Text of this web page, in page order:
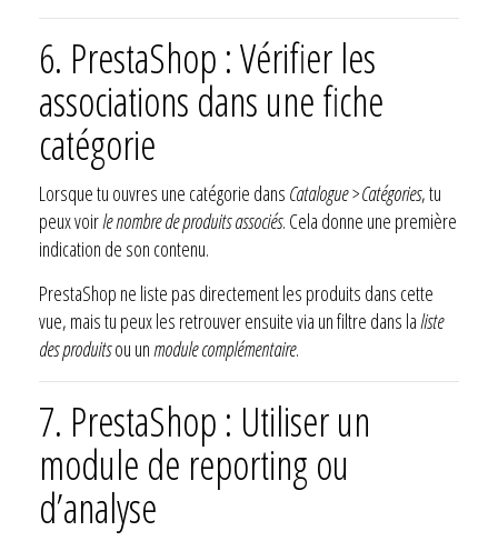
6. PrestaShop : Vérifier les
associations dans une fiche
catégorie
Lorsque tu ouvres une catégorie dans Catalogue > Catégories, tu
peux voirle nombre de produits associés. Cela donne une première
indication de son contenu.
PrestaShop ne liste pas directement les produits dans cette
vue, mais tu peux les retrouver ensuite via un filtre dans la liste
des produitsou un module complémentaire.
7. PrestaShop : Utiliser un
module de reporting ou
d’analyse